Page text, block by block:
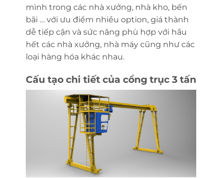
mình trong các nhà xưởng, nhà kho, bến
bãi … với ưu điểm nhiều option, giá thành
dễ tiếp cận và sức nâng phù hợp với hầu
hết các nhà xưởng, nhà máy cũng như các
loại hàng hóa khác nhau.
Cấu tạo chi tiết của cổng trục 3 tấn